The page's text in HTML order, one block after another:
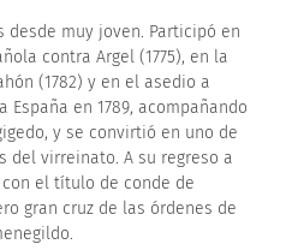
muy joven. Participó en
contra Argel (1775), en la
(1782) y en el asedio a
España en 1789, acompañando
y se convirtió en uno de
virreinato. A su regreso a
con el título de conde de
gran cruz de las órdenes de